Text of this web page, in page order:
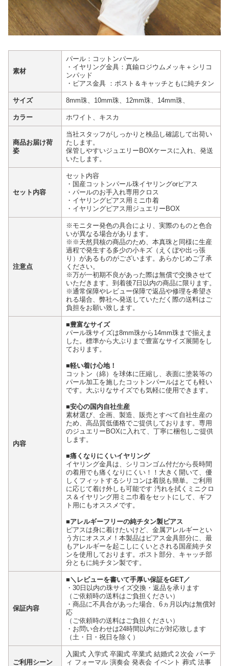
素材
パール：コットンパール
・イヤリング金具：真鍮ロジウムメッキ＋シリコ
ンパッド
・ピアス金具 ：ポスト＆キャッチともに純チタン
サイズ 8mm珠、10mm珠、12mm珠、14mm珠、
カラー ホワイト、キスカ
商品お届け荷
姿
当社スタッフがしっかりと検品し確認して出荷い
たします。
保管しやすいジュエリーBOXケースに入れ、発送
いたします。
セット内容
セット内容
・国産コットンパール珠イヤリングorピアス
・パールのお手入れ専用クロス
・イヤリングピアス用ミニ巾着
・イヤリングピアス用ジュエリーBOX
注意点
※モニター発色の具合により、実際のものと色合
いが異なる場合があります。
※※天然貝核の商品のため、本真珠と同様に生産
過程で発生する多少の小キズ（えくぼや出っ張
り）があるものがございます。あらかじめご了承
ください。
※万が一初期不良があった際は無償で交換させて
いただきます。到着後7日以内の商品に限ります。
※通常保障やレビュー保障で返品や修理を希望さ
れる場合、弊社へ発送していただく際の送料はご
負担をお願い致します。
内容
■豊富なサイズ
パール珠サイズは8mm珠から14mm珠まで揃えま
した。標準から大ぶりまで豊富なサイズ展開をし
ております。
■軽い着け心地！
コットン（綿）を球体に圧縮し、表面に塗装等の
パール加工を施したコットンパールはとても軽い
です。大ぶりなサイズでも気軽に使用できます。
■安心の国内自社生産
素材選び、企画、製造、販売とすべて自社生産の
ため、高品質低価格でご提供しております。専用
のジュエリーBOXに入れて、丁寧に梱包しご提供
します。
■痛くなりにくいイヤリング
イヤリング金具は、シリコンゴム付だから長時間
の着用でも痛くなりにくい！！大きく開いて、優
しくフィットするシリコンは着脱も簡単。ご利用
に応じて着け外しも可能です 汚れを拭くミニクロ
ス＆イヤリング用ミニ巾着をセットにして、ギフ
ト用にもオススメです。
■アレルギーフリーの純チタン製ピアス
ピアスは身に着けたいけど、金属アレルギーとい
う方にオススメ！本製品はピアス金具部分に、最
もアレルギーを起こしにくいとされる国産純チタ
ンを使用しております。ポスト部分、キャッチ部
分ともに純チタン製です。
保証内容
■＼レビューを書いて手厚い保証をGET／
・30日以内の珠サイズ交換・返品を承ります
（ご依頼時の送料はご負担ください）
・商品に不具合があった場合、6ヵ月以内は無償対
応
（ご依頼時の送料はご負担ください）
・お問い合わせは24時間以内にが対応致します
（土・日・祝日を除く）
ご利用シーン
入園式 入学式 卒園式 卒業式 結婚式２次会 パーテ
ィ フォーマル 演奏会 発表会 イベント 葬式 法事